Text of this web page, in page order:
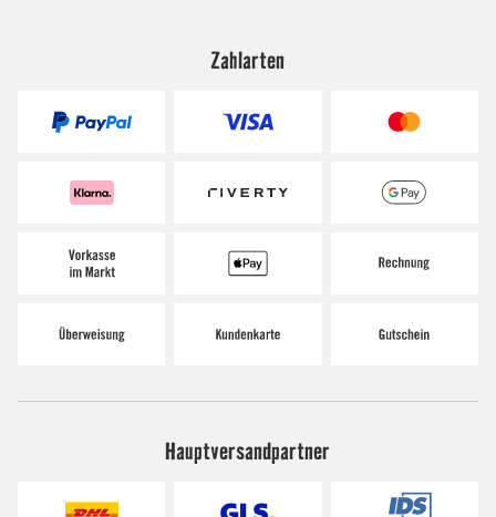
Zahlarten
Hauptversandpartner